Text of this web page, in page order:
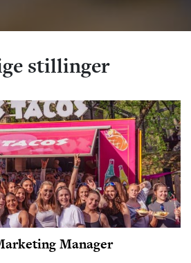
stillinger
Manager